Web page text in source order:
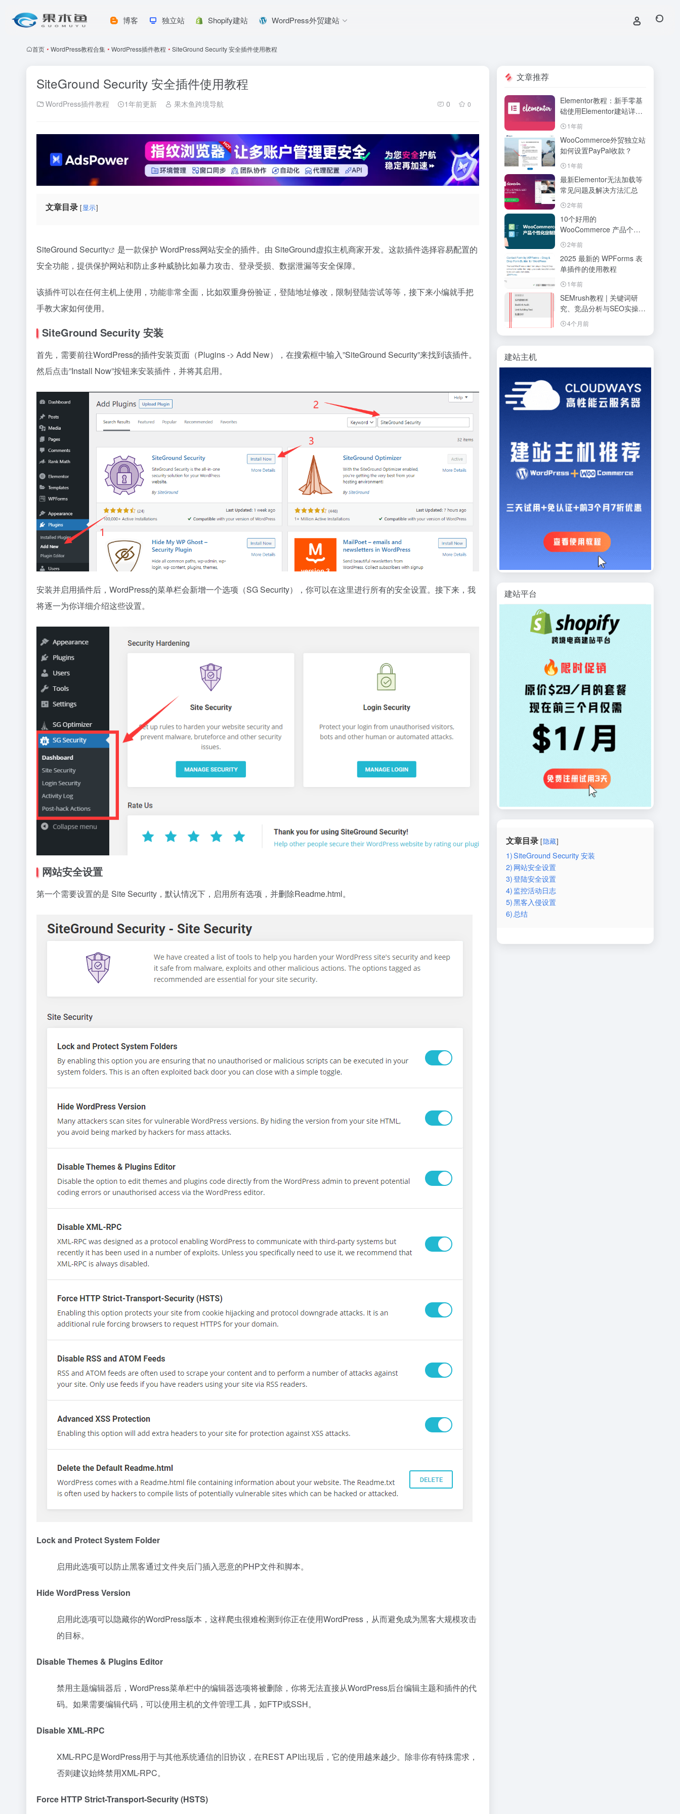
博客 独立站 Shopify建站 WordPress外贸建站
首页 • WordPress教程合集 • WordPress插件教程 • SiteGround Security 安全插件使用教程
SiteGround Security 安全插件使用教程
WordPress插件教程 1年前更新 果木鱼跨境导航 0 0
文章目录 显示
SiteGround Security
是一款保护 WordPress网站安全的插件。由 SiteGround虚拟主机商家开发。这款插件选择容易配置的
安全功能，提供保护网站和防止多种威胁比如暴力攻击、登录受损、数据泄漏等安全保障。
该插件可以在任何主机上使用，功能非常全面，比如双重身份验证，登陆地址修改，限制登陆尝试等等，接下来小编就手把
手教大家如何使用。
SiteGround Security 安装
首先，需要前往WordPress的插件安装页面（Plugins -> Add New），在搜索框中输入”SiteGround Security”来找到该插件。
然后点击”Install Now”按钮来安装插件，并将其启用。
安装并启用插件后，WordPress的菜单栏会新增一个选项（SG Security），你可以在这里进行所有的安全设置。接下来，我
将逐一为你详细介绍这些设置。
网站安全设置
第一个需要设置的是 Site Security，默认情况下，启用所有选项，并删除Readme.html。
Lock and Protect System Folder
启用此选项可以防止黑客通过文件夹后门插入恶意的PHP文件和脚本。
Hide WordPress Version
启用此选项可以隐藏你的WordPress版本，这样爬虫很难检测到你正在使用WordPress，从而避免成为黑客大规模攻击
的目标。
Disable Themes & Plugins Editor
禁用主题编辑器后，WordPress菜单栏中的编辑器选项将被删除，你将无法直接从WordPress后台编辑主题和插件的代
码。如果需要编辑代码，可以使用主机的文件管理工具，如FTP或SSH。
Disable XML-RPC
XML-RPC是WordPress用于与其他系统通信的旧协议，在REST API出现后，它的使用越来越少。除非你有特殊需求，
否则建议始终禁用XML-RPC。
Force HTTP Strict-Transport-Security (HSTS)
文章推荐
Elementor教程：新手零基
础使用Elementor建站详细
教程1年前
WooCommerce外贸独立站
如何设置PayPal收款？
1年前
最新Elementor无法加载等
常见问题及解决方法汇总
2年前
10个好用的
WooCommerce 产品个性
化定制扩展插件
2年前
2025 最新的 WPForms 表
单插件的使用教程
1年前
SEMrush教程 | 关键词研
究、竞品分析与SEO实操指
南（2026）
4个月前
建站主机
建站平台
文章目录 隐藏
1)SiteGround Security 安装
2)网站安全设置
3)登陆安全设置
4)监控活动日志
5)黑客入侵设置
6)总结